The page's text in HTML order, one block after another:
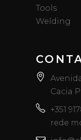
Tools
Welding
Cacia
+351
rede